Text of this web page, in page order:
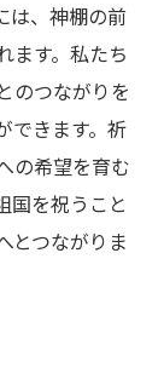
は、神棚の前
ます。私たち
のつながりを
できます。祈
の希望を育む
国を祝うこと
とつながりま